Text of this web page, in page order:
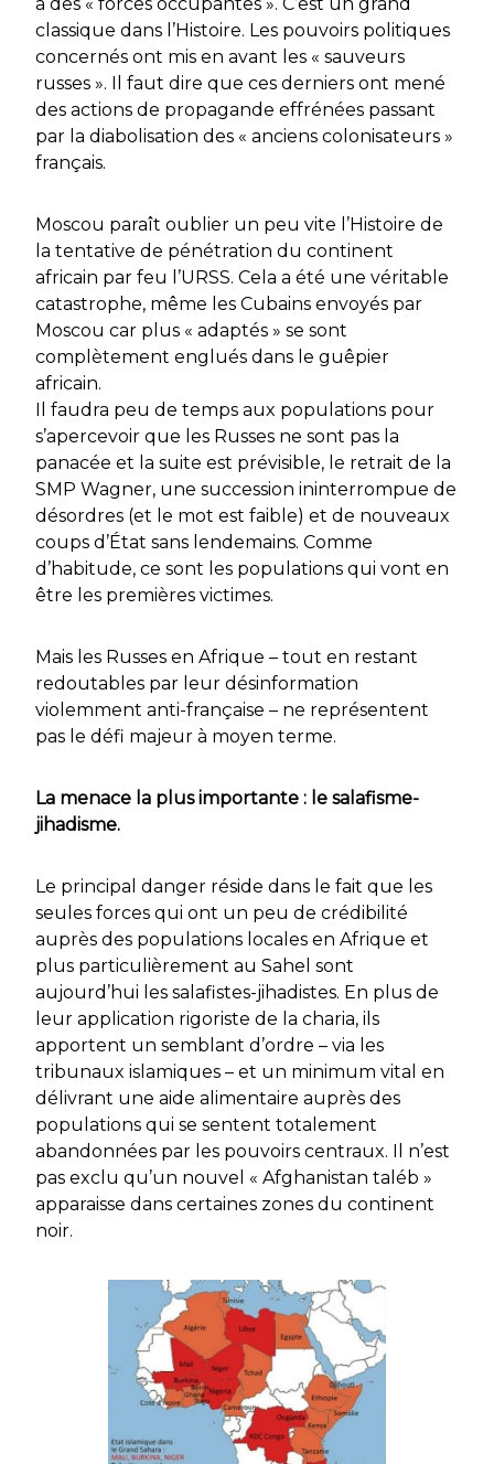
classique dans l’Histoire. Les pouvoirs politiques
concernés ont mis en avant les « sauveurs
russes ». Il faut dire que ces derniers ont mené
des actions de propagande effrénées passant
par la diabolisation des « anciens colonisateurs »
français.
Moscou paraît oublier un peu vite l’Histoire de
la tentative de pénétration du continent
africain par feu l’URSS. Cela a été une véritable
catastrophe, même les Cubains envoyés par
Moscou car plus « adaptés » se sont
complètement englués dans le guêpier
africain.
Il faudra peu de temps aux populations pour
s’apercevoir que les Russes ne sont pas la
panacée et la suite est prévisible, le retrait de la
SMP Wagner, une succession ininterrompue de
désordres (et le mot est faible) et de nouveaux
coups d’État sans lendemains. Comme
d’habitude, ce sont les populations qui vont en
être les premières victimes.
Mais les Russes en Afrique – tout en restant
redoutables par leur désinformation
violemment anti-française – ne représentent
pas le défi majeur à moyen terme.
La menace la plus importante : le salafisme-
jihadisme.
Le principal danger réside dans le fait que les
seules forces qui ont un peu de crédibilité
auprès des populations locales en Afrique et
plus particulièrement au Sahel sont
aujourd’hui les salafistes-jihadistes. En plus de
leur application rigoriste de la charia, ils
apportent un semblant d’ordre – via les
tribunaux islamiques – et un minimum vital en
délivrant une aide alimentaire auprès des
populations qui se sentent totalement
abandonnées par les pouvoirs centraux. Il n’est
pas exclu qu’un nouvel « Afghanistan taléb »
apparaisse dans certaines zones du continent
noir.